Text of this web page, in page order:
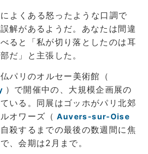
よくある怒ったような口調で
誤解があるようだ。あなたは間違
ると「私が切り落としたのは耳
だ」と主張した。
パリのオルセー美術館（
）で開催中の、大規模企画展の
いる。同展はゴッホがパリ北郊
オワーズ（ Auvers-sur-Oise
殺するまでの最後の数週間に焦
、会期は2月まで。